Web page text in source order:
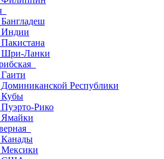
Индии
Шри-Ланки
Республики
Кубы
Рико